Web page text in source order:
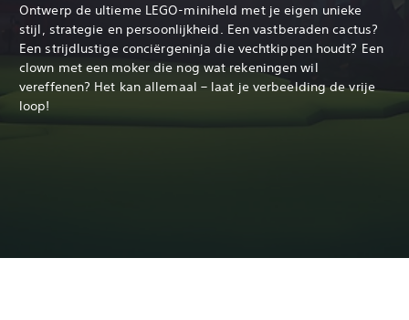
Ontwerp de ultieme LEGO-miniheld met je eigen unieke
stijl, strategie en persoonlijkheid. Een vastberaden cactus?
Een strijdlustige conciërgeninja die vechtkippen houdt? Een
clown met een moker die nog wat rekeningen wil
vereffenen? Het kan allemaal – laat je verbeelding de vrije
loop!